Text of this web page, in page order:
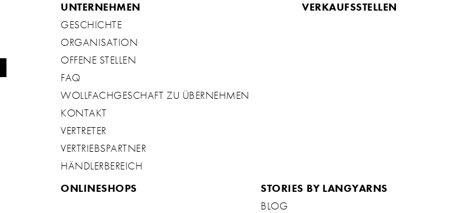
UNTERNEHMEN
GESCHICHTE
ORGANISATION
OFFENE STELLEN
FAQ
WOLLFACHGESCHAFT ZU ÜBERNEHMEN
KONTAKT
VERTRETER
VERTRIEBSPARTNER
HÄNDLERBEREICH
VERKAUFSSTELLEN
ONLINESHOPS
STORIES BY LANGYARNS
BLOG